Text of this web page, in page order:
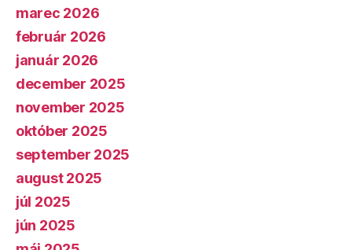
marec 2026
február 2026
január 2026
december 2025
november 2025
október 2025
september 2025
august 2025
júl 2025
jún 2025